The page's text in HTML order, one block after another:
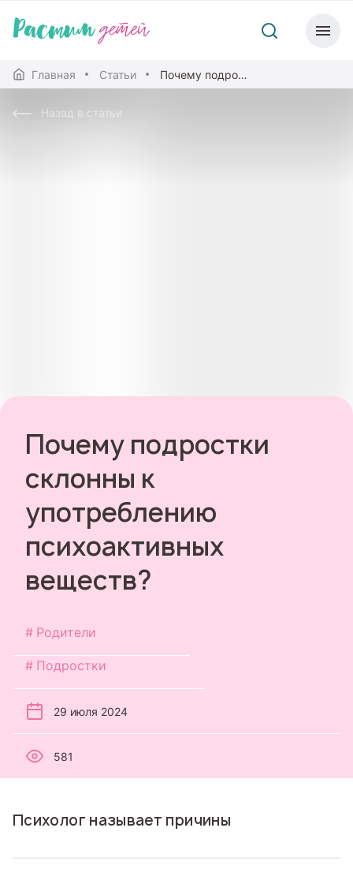
Главная Статьи Почему подростки склонны к употреблению психоактивных веществ?
Назад в статьи
Почему подростки
склонны к
употреблению
психоактивных
веществ?
Родители
Подростки
29 июля 2024
581
Психолог называет причины